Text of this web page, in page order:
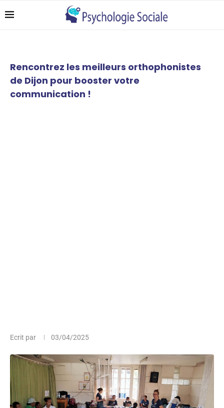
Rencontrez les meilleurs orthophonistes
de Dijon pour booster votre
communication !
Ecrit par 03/04/2025